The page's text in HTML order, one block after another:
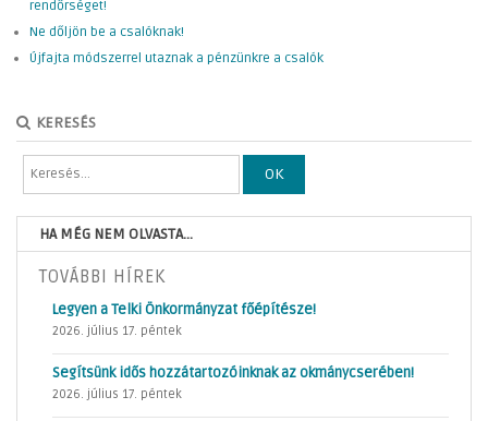
rendőrséget!
Ne dőljön be a csalóknak!
Újfajta módszerrel utaznak a pénzünkre a csalók
KERESÉS
OK
HA MÉG NEM OLVASTA...
TOVÁBBI HÍREK
Legyen a Telki Önkormányzat főépítésze!
2026. július 17. péntek
Segítsünk idős hozzátartozóinknak az okmánycserében!
2026. július 17. péntek